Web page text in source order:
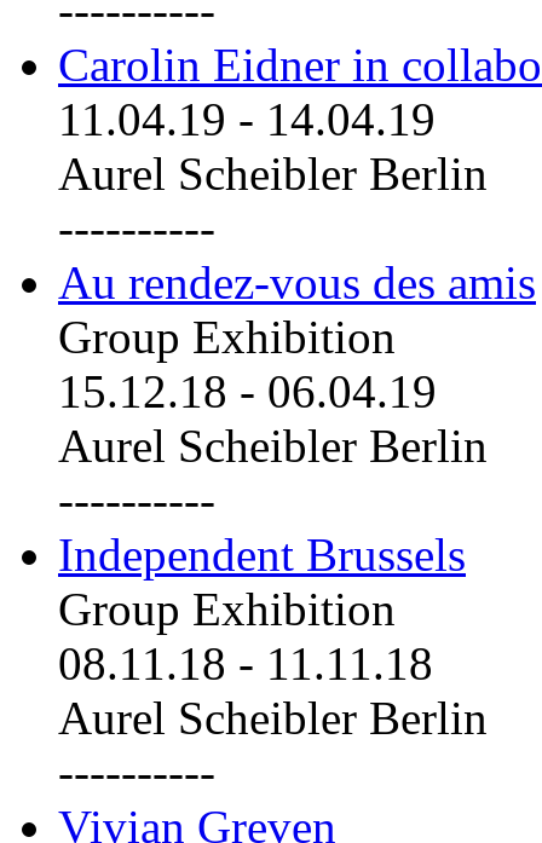
Carolin Eidner in
11.04.19 - 14.04.19
Aurel Scheibler Berlin
----------
Au rendez-vous des amis
Group Exhibition
15.12.18 - 06.04.19
Aurel Scheibler Berlin
----------
Independent Brussels
Group Exhibition
08.11.18 - 11.11.18
Aurel Scheibler Berlin
----------
Vivian Greven